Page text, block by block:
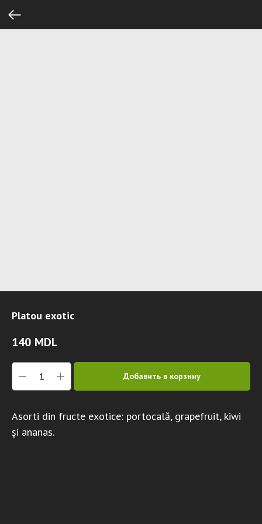
Platou exotic
140 MDL
Добавить в корзину
Asorti din fructe exotice: portocală, grapefruit, kiwi
și ananas.